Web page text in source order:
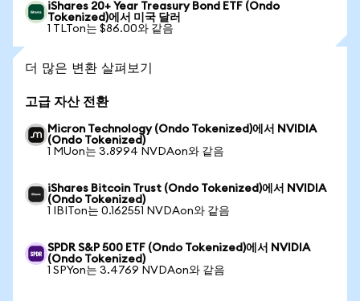
iShares 20+ Year Treasury Bond ETF (Ondo
Tokenized)에서 미국 달러
1 TLTon는 $86.00와 같음
더 많은 변환 살펴보기
고급 자산 전환
Micron Technology (Ondo Tokenized)에서 NVIDIA
(Ondo Tokenized)
1 MUon는 3.8994 NVDAon와 같음
iShares Bitcoin Trust (Ondo Tokenized)에서 NVIDIA
(Ondo Tokenized)
1 IBITon는 0.162551 NVDAon와 같음
SPDR S&P 500 ETF (Ondo Tokenized)에서 NVIDIA
(Ondo Tokenized)
1 SPYon는 3.4769 NVDAon와 같음